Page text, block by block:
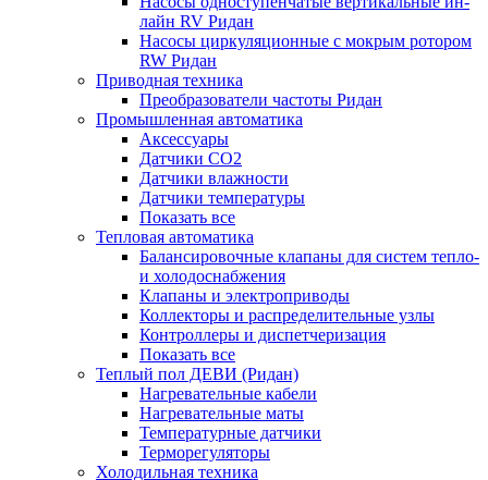
лайн RV Ридан
Насосы циркуляционные с мокрым ротором
RW Ридан
Приводная техника
Преобразователи частоты Ридан
Промышленная автоматика
Аксессуары
Датчики CO2
Датчики влажности
Датчики температуры
Показать все
Тепловая автоматика
Балансировочные клапаны для систем тепло-
и холодоснабжения
Клапаны и электроприводы
Коллекторы и распределительные узлы
Контроллеры и диспетчеризация
Показать все
Теплый пол ДЕВИ (Ридан)
Нагревательные кабели
Нагревательные маты
Температурные датчики
Терморегуляторы
Холодильная техника